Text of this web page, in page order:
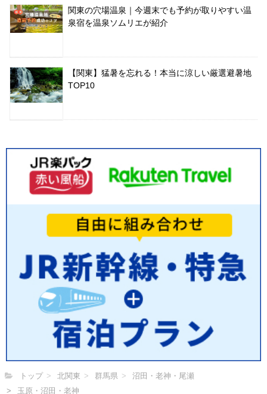
関東の穴場温泉｜今週末でも予約が取りやすい温
泉宿を温泉ソムリエが紹介
【関東】猛暑を忘れる！本当に涼しい厳選避暑地
TOP10
トップ 北関東 群馬県
沼田・老神・尾瀬
玉原・沼田・老神